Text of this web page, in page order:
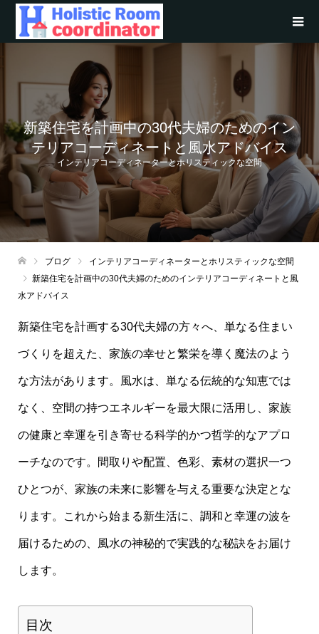
新築住宅を計画中の30代夫婦のためのイン
テリアコーディネートと風水アドバイス
インテリアコーディネーターとホリスティックな空間
ブログ
インテリアコーディネーターとホリスティックな空間
新築住宅を計画中の30代夫婦のためのインテリアコーディネートと風
水アドバイス
新築住宅を計画する30代夫婦の方々へ、単なる住まい
づくりを超えた、家族の幸せと繁栄を導く魔法のよう
な方法があります。風水は、単なる伝統的な知恵では
なく、空間の持つエネルギーを最大限に活用し、家族
の健康と幸運を引き寄せる科学的かつ哲学的なアプロ
ーチなのです。間取りや配置、色彩、素材の選択一つ
ひとつが、家族の未来に影響を与える重要な決定とな
ります。これから始まる新生活に、調和と幸運の波を
届けるための、風水の神秘的で実践的な秘訣をお届け
します。
目次